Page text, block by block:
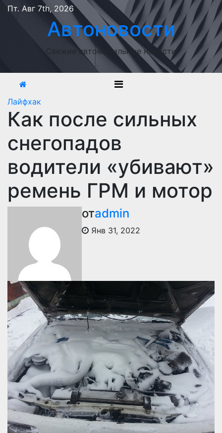
Перейти
содержимому
Пт. Авг 7th, 2026
Автоновости
Свежие автомобильные новости
Лайфхак
Как после сильных
снегопадов
водители «убивают»
ремень ГРМ и мотор
отadmin
Янв 31, 2022